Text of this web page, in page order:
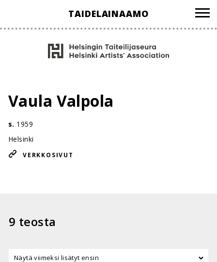
TAIDELAINAAMO
Vaula Valpola
s. 1959
Helsinki
VERKKOSIVUT
9 teosta